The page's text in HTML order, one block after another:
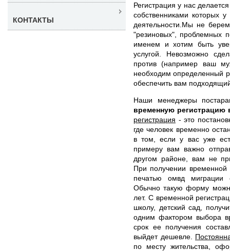
Регистрация у нас
собственниками которых
деятельности.Мы не
"резиновых", проблемных
именем и хотим быть
услугой. Невозможно
против (например ваш
необходим определенный
обеспечить вам
Наши менеджеры
временную
регистрация - это
где человек временно
в том, если у вас уже
примеру вам важно
другом районе, вам не
При получении временной
печатью омвд миграции
Обычно такую форму
лет. С временной
школу, детский сад,
одним фактором выбора
срок ее получения
выйдет дешевле.
по месту жительства,
КОНТАКТЫ